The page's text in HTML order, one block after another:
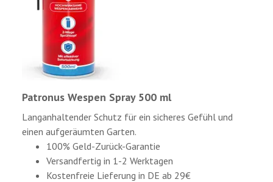
Patronus Wespen Spray 500 ml
Langanhaltender Schutz für ein sicheres Gefühl und
einen aufgeräumten Garten.
100% Geld-Zurück-Garantie
Versandfertig in 1-2 Werktagen
Kostenfreie Lieferung in DE ab 29€